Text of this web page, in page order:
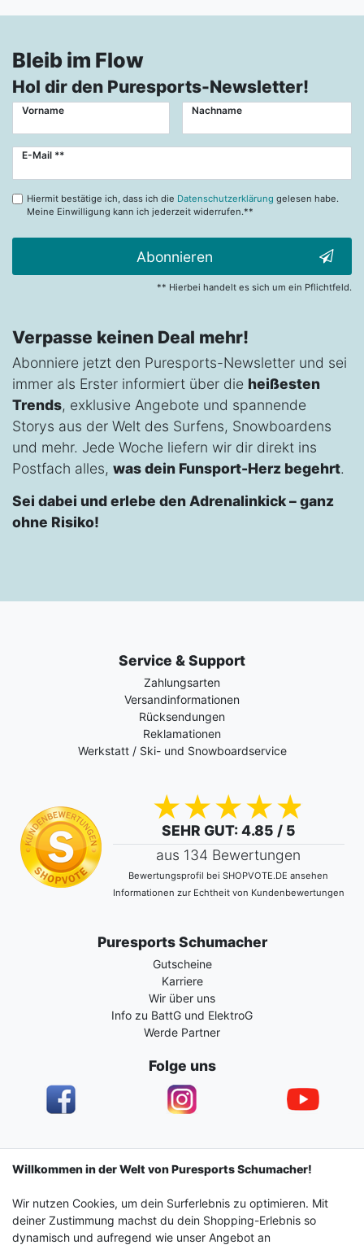
Bleib im Flow
Hol dir den Puresports-Newsletter!
Vorname Nachname
E-Mail **
Newsletter
Hiermit bestätige ich, dass ich die Datenschutzerklärung gelesen habe.
Meine Einwilligung kann ich jederzeit widerrufen.**
Abonnieren
** Hierbei handelt es sich um ein Pflichtfeld.
Verpasse keinen Deal mehr!
Abonniere jetzt den Puresports-Newsletter und sei
immer als Erster informiert über die heißesten
Trends, exklusive Angebote und spannende
Storys aus der Welt des Surfens, Snowboardens
und mehr. Jede Woche liefern wir dir direkt ins
Postfach alles, was dein Funsport-Herz begehrt.
Sei dabei und erlebe den Adrenalinkick – ganz
ohne Risiko!
Service & Support
Zahlungsarten
Versandinformationen
Rücksendungen
Reklamationen
Werkstatt / Ski- und Snowboardservice
SEHR GUT: 4.85 / 5
aus 134 Bewertungen
Bewertungsprofil bei SHOPVOTE.DE ansehen
Informationen zur Echtheit von Kundenbewertungen
Puresports Schumacher
Gutscheine
Karriere
Wir über uns
Info zu BattG und ElektroG
Werde Partner
Folge uns
Impressum Daten­schutz­erklärung AGB
Barrierefreiheitserklärung Widerrufs­recht
Willkommen in der Welt von Puresports Schumacher!
Wir nutzen Cookies, um dein Surferlebnis zu optimieren. Mit
deiner Zustimmung machst du dein Shopping-Erlebnis so
dynamisch und aufregend wie unser Angebot an